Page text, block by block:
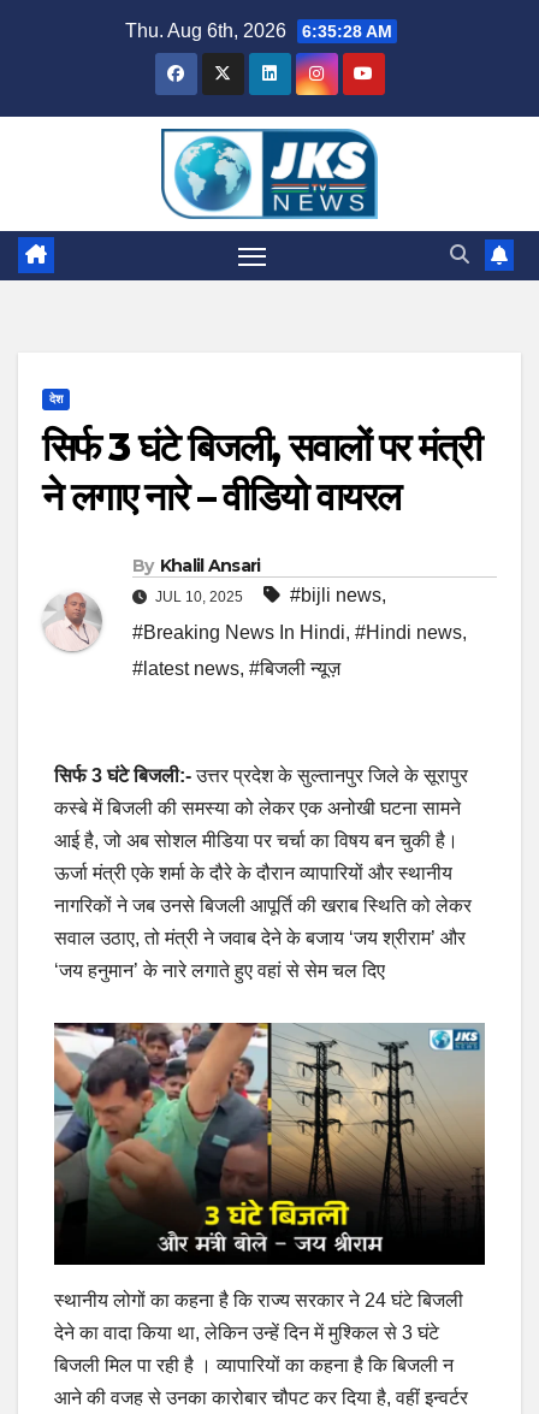
Thu. Aug 6th, 2026 6:35:29 AM
देश
सिर्फ 3 घंटे बिजली, सवालों पर मंत्री
ने लगाए नारे – वीडियो वायरल
By Khalil Ansari
JUL 10, 2025 #bijli news,
#Breaking News In Hindi, #Hindi news,
#latest news, #बिजली न्यूज़
सिर्फ 3 घंटे बिजली:-उत्तर प्रदेश के सुल्तानपुर जिले के सूरापुर
कस्बे में बिजली की समस्या को लेकर एक अनोखी घटना सामने
आई है, जो अब सोशल मीडिया पर चर्चा का विषय बन चुकी है।
ऊर्जा मंत्री एके शर्मा के दौरे के दौरान व्यापारियों और स्थानीय
नागरिकों ने जब उनसे बिजली आपूर्ति की खराब स्थिति को लेकर
सवाल उठाए, तो मंत्री ने जवाब देने के बजाय ‘जय श्रीराम’ और
‘जय हनुमान’ के नारे लगाते हुए वहां से सेम चल दिए
स्थानीय लोगों का कहना है कि राज्य सरकार ने 24 घंटे बिजली
देने का वादा किया था, लेकिन उन्हें दिन में मुश्किल से 3 घंटे
बिजली मिल पा रही है । व्यापारियों का कहना है कि बिजली न
आने की वजह से उनका कारोबार चौपट कर दिया है, वहीं इन्वर्टर